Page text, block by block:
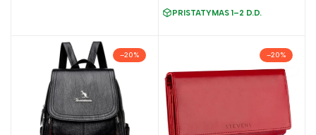
PRISTATYMAS 1–2 D.D.
–20% –20%